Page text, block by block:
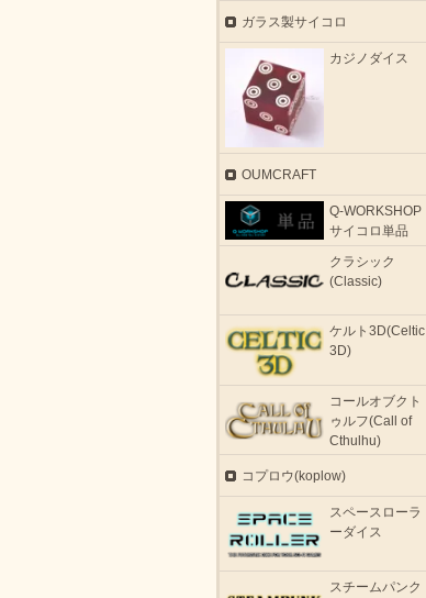
ガラス製サイコロ
カジノダイス
OUMCRAFT
Q-WORKSHOP
サイコロ単品
クラシック
(Classic)
ケルト3D(Celtic
3D)
コールオブクト
ゥルフ(Call of
Cthulhu)
コプロウ(koplow)
スペースローラ
ーダイス
スチームパンク